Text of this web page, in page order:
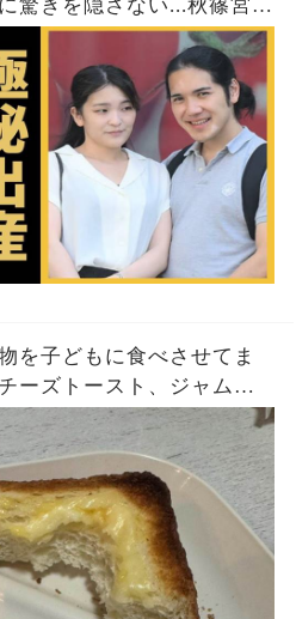
驚きを隠さない...秋篠宮家
出産の真相や暴露された
...
を子どもに食べさせてま
ーズトースト、ジャムト
ートーストをよく作りま
よね…